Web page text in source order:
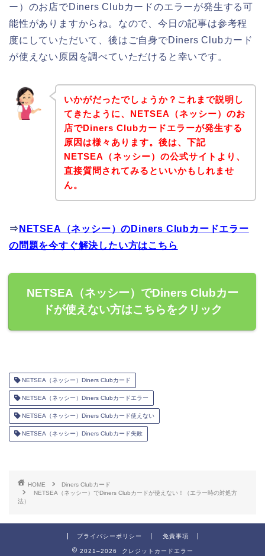
ー）のお店でDiners Clubカードのエラーが発生する可
能性がありますからね。なので、今日の記事は参考程
度にしていただいて、後はご自身でDiners Clubカード
が使えない原因を調べていただけると幸いです。
いかがだったでしょうか？これまで説明し
てきたように、NETSEA（ネッシー）のお
店でDiners Clubカードエラーが発生する
原因は様々あります。後は、下記
NETSEA（ネッシー）の公式サイトより、
直接質問されてみるといいかもしれませ
ん。
⇒ NETSEA（ネッシー）のDiners Clubカードエラー
の問題を今すぐ解決したい方はこちら
NETSEA（ネッシー）でDiners Clubカー
ドが使えない方はこちらをクリック
NETSEA（ネッシー）Diners Clubカード
NETSEA（ネッシー）Diners Clubカードエラー
NETSEA（ネッシー）Diners Clubカード使えない
NETSEA（ネッシー）Diners Clubカード失敗
HOME
Diners Clubカード
NETSEA（ネッシー）でDiners Clubカードが使えない！（エラー時の対処方
法）
プライバシーポリシー 免責事項
2021–2026 クレジットカードエラー